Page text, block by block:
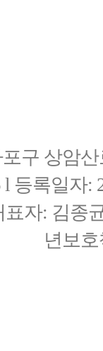
구 상암
l 등록일자:
표자: 김종
년보